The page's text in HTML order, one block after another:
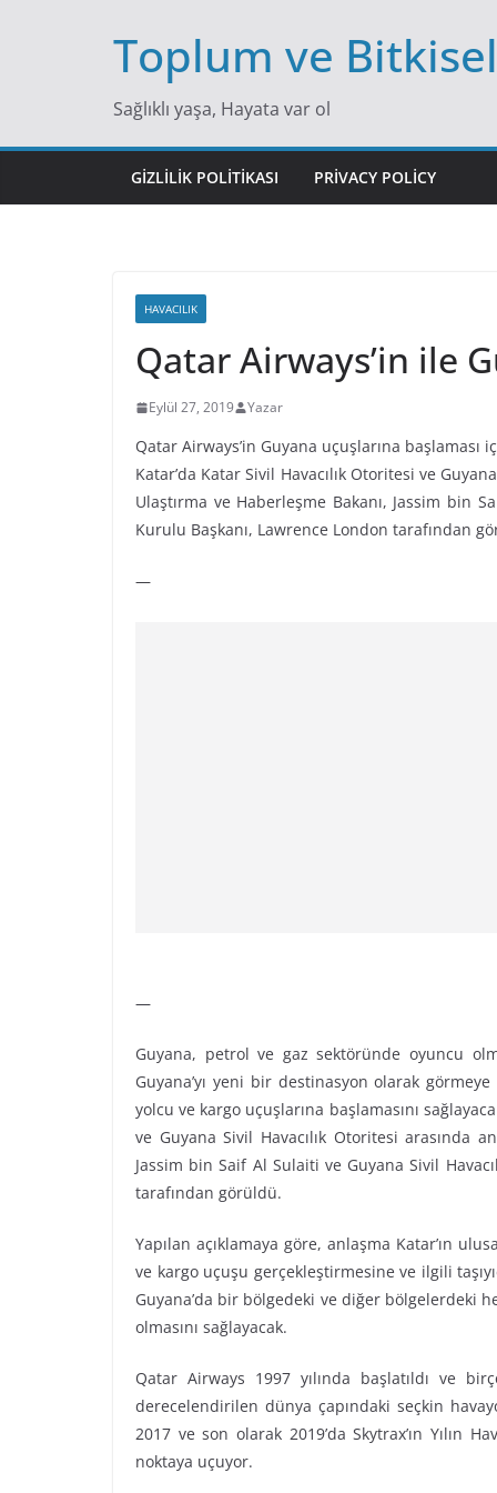
Toplum ve
Sağlıklı yaşa, Hayata var ol
GIZLILIK POLITIKASI PRIVACY POLICY
HAVACILIK
Qatar Airways’in ile
Eylül 27, 2019 Yazar
Qatar Airways’in Guyana uçuşlarına başlaması
Katar’da Katar Sivil Havacılık Otoritesi ve
Ulaştırma ve Haberleşme Bakanı, Jassim bin
Kurulu Başkanı, Lawrence London tarafından
—
—
Guyana, petrol ve gaz sektöründe oyuncu
Guyana’yı yeni bir destinasyon olarak
yolcu ve kargo uçuşlarına başlamasını
ve Guyana Sivil Havacılık Otoritesi arasında
Jassim bin Saif Al Sulaiti ve Guyana Sivil
tarafından görüldü.
Yapılan açıklamaya göre, anlaşma Katar’ın
ve kargo uçuşu gerçekleştirmesine ve ilgili
Guyana’da bir bölgedeki ve diğer bölgelerdeki
olmasını sağlayacak.
Qatar Airways 1997 yılında başlatıldı ve
derecelendirilen dünya çapındaki seçkin
2017 ve son olarak 2019’da Skytrax’ın Yılın
noktaya uçuyor.